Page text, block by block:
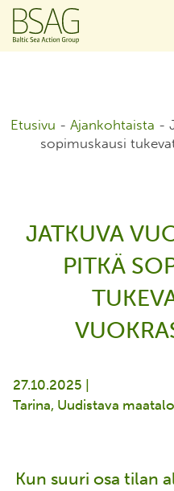
Etusivu - Ajankohtaista -
sopimuskausi
JATKUVA
PITKÄ
27.10.2025 |
Tarina Uudistava
Kun suuri osa tilan